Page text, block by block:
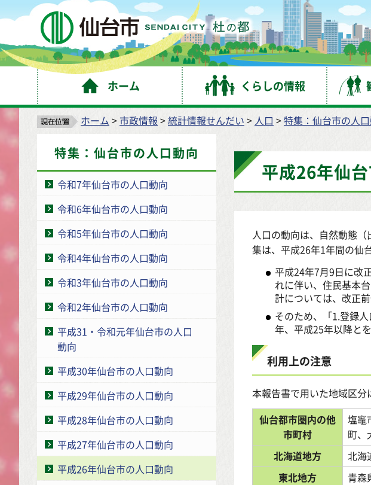
仙台市
ホーム くらしの情報
ホーム >市政情報 >統計情報せんだい > 人口 >特集：仙台市の人
特集：仙台市の人口動向
令和7年仙台市の人口動向
令和6年仙台市の人口動向
令和5年仙台市の人口動向
令和4年仙台市の人口動向
令和3年仙台市の人口動向
令和2年仙台市の人口動向
平成31・令和元年仙台市の人口
動向
平成30年仙台市の人口動向
平成29年仙台市の人口動向
平成28年仙台市の人口動向
平成27年仙台市の人口動向
平成26年仙台市の人口動向
平成26年仙
人口の動向は、自然動態
集は、平成26年1年間の仙
平成24年7月9日に改
れに伴い、住民基本
計については、改正
そのため、「1.登録
年、平成25年以降と
利用上の注意
本報告書で用いた地域区分
仙台都市圏内の他
市町村
塩竈
町、
北海道地方
北海
東北地方
青森